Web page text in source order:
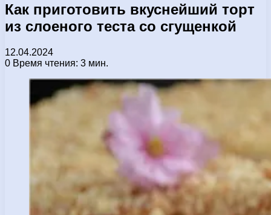
Как приготовить вкуснейший торт
из слоеного теста со сгущенкой
12.04.2024
0 Время чтения: 3 мин.